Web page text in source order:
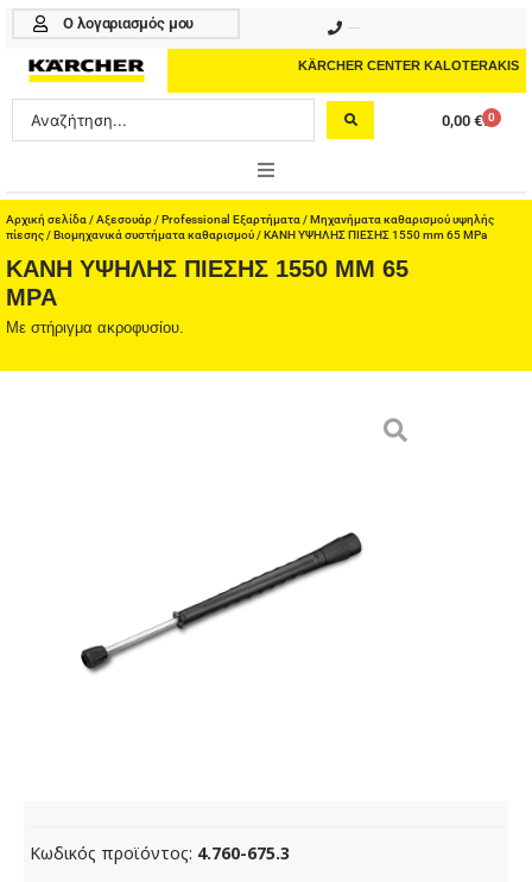
Μετάβαση
περιεχόμενο
Ο λογαριασμός μου
KÄRCHER CENTER KALOTERAKIS
Search
...
0,00 € 0
Cart
ONLINE SHOP
HOME & GARDEN
PROFESSIONAL
ΑΞΕΣΟΥΑΡ
Αρχική σελίδα /Αξεσουάρ/Professional Εξαρτήματα /Μηχανήματα καθαρισμού υψηλής
πίεσης/Βιομηχανικά συστήματα καθαρισμού/ ΚΑΝΗ ΥΨΗΛΗΣ ΠΙΕΣΗΣ 1550 mm 65 MPa
ΚΑΝΗ ΥΨΗΛΗΣ ΠΙΕΣΗΣ 1550 MM 65
MPA
Με στήριγμα ακροφυσίου.
Κωδικός προϊόντος: 4.760-675.3